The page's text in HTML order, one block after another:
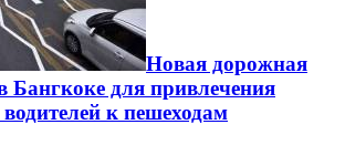
Новая дорожная
Бангкоке для привлечения
к пешеходам